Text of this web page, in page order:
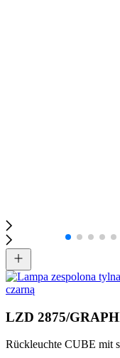
LZD 2875/
Rückleuchte CUBE mit